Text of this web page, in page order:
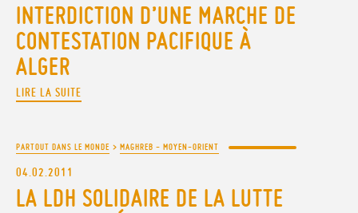
INTERDICTION D’UNE MARCHE DE
CONTESTATION PACIFIQUE À
ALGER
LIRE LA SUITE
PARTOUT DANS LE MONDE > MAGHREB - MOYEN-ORIENT
04.02.2011
LA LDH SOLIDAIRE DE LA LUTTE